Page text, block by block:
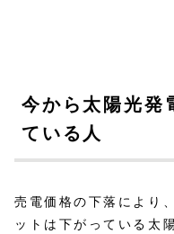
今から太陽光発
ている人
売電価格の下落により
ットは下がっている太